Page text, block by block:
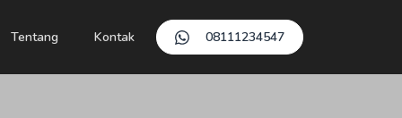
Tentang Kontak 08111234547